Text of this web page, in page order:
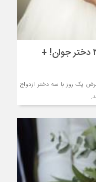
ازدواج مرد ۵۰ ساله همزمان با ۳ دختر جوان! +
عرض یک روز با سه دختر ازدواج